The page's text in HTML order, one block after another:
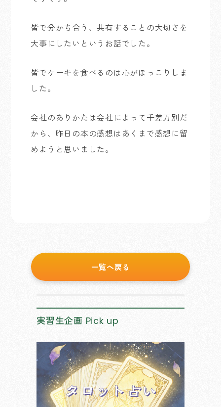
皆で分かち合う、共有することの大切さを
大事にしたいというお話でした。
皆でケーキを食べるのは心がほっこりしま
した。
会社のありかたは会社によって千差万別だ
から、昨日の本の感想はあくまで感想に留
めようと思いました。
一覧へ戻る
実習生企画 Pick up